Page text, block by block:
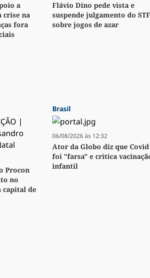
a
crise na
fora
Flávio Dino pede vista e
suspende julgamento do STF
sobre jogos de azar
Procon
no
capital de
Brasil
06/08/2026 às 12:32
Ator da Globo diz que Covid
foi "farsa" e critica
infantil